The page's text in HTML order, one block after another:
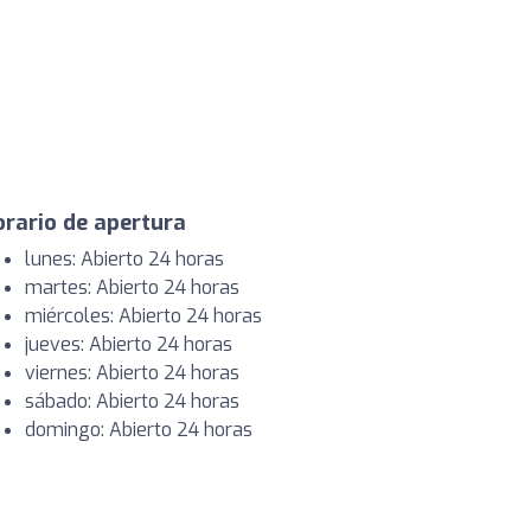
de apertura
lunes: Abierto 24 horas
martes: Abierto 24 horas
miércoles: Abierto 24 horas
jueves: Abierto 24 horas
viernes: Abierto 24 horas
sábado: Abierto 24 horas
domingo: Abierto 24 horas